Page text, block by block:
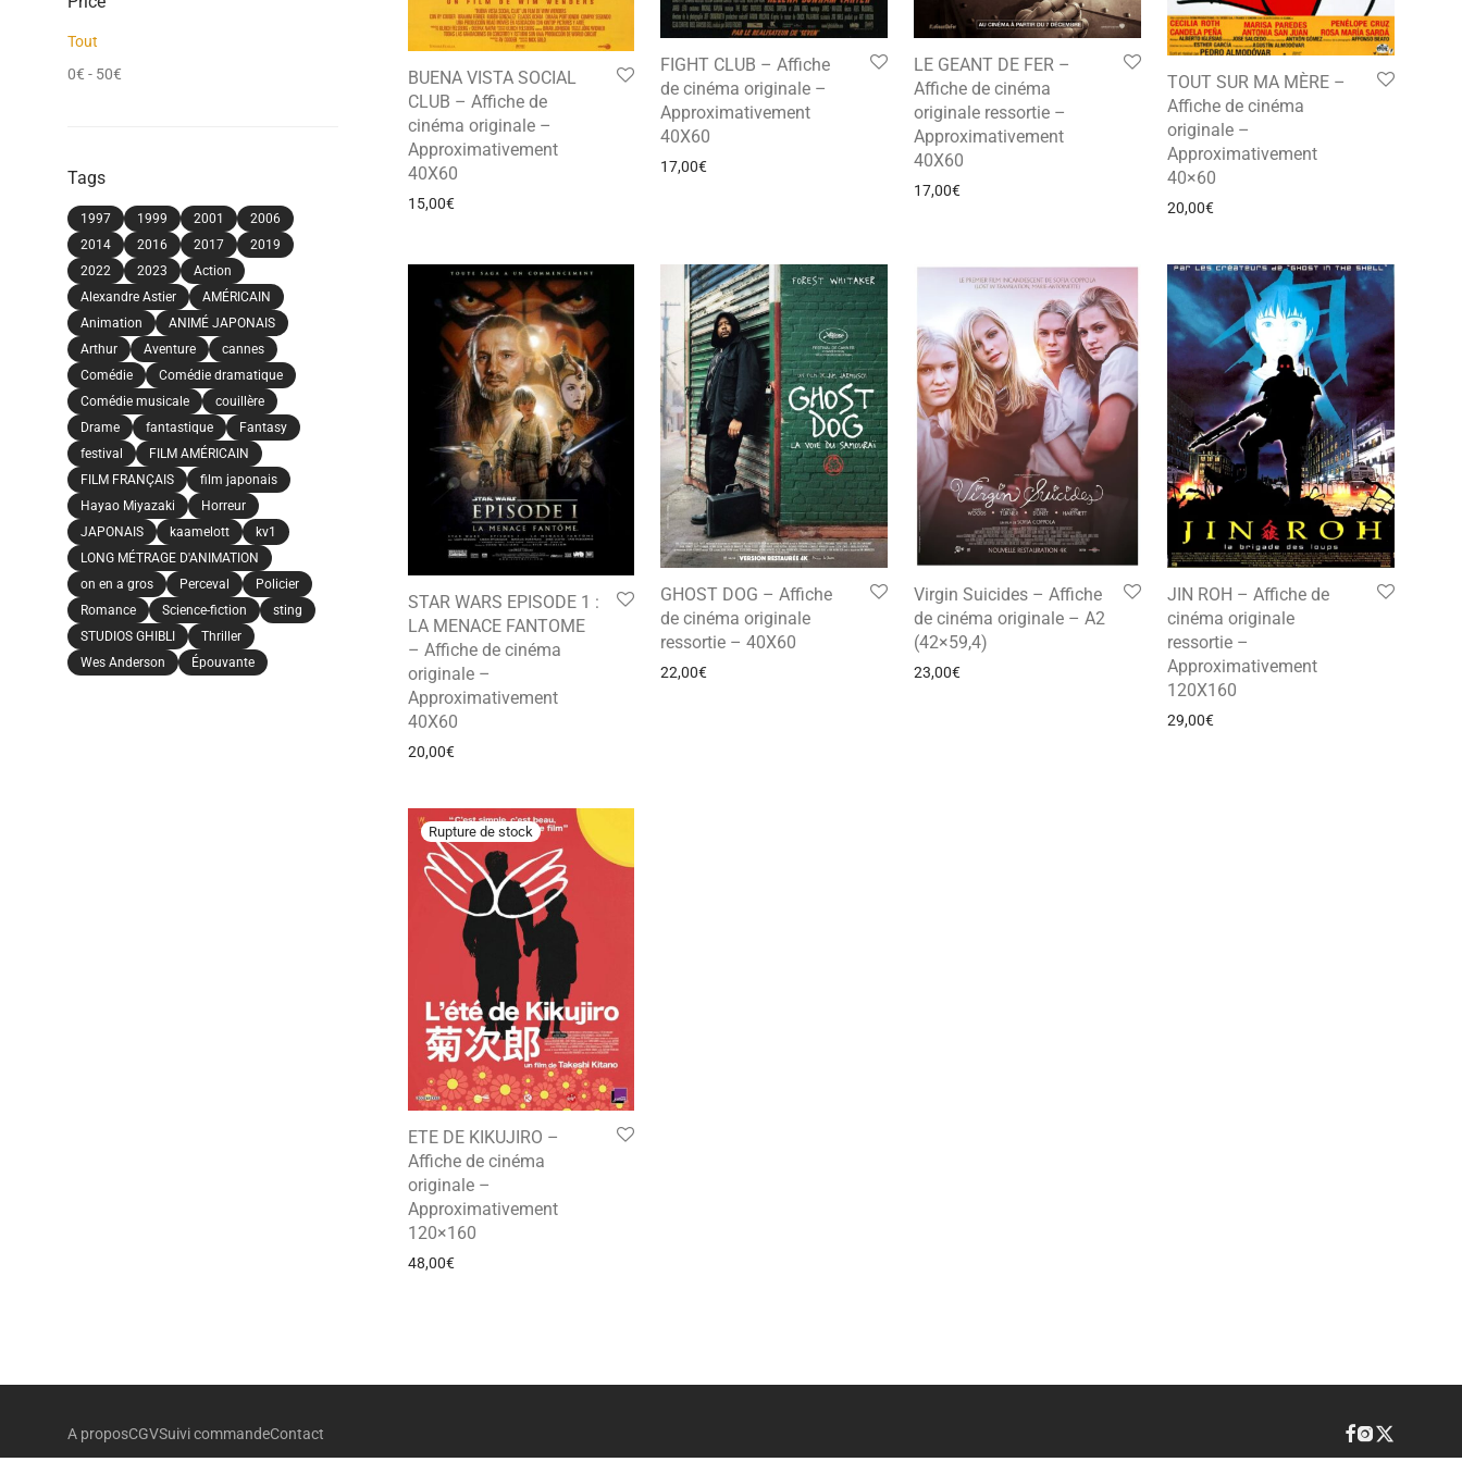
Tout
0€ - 50€
Tags
1997 1999 2001
2006
2014
2016 2017
2019
2022
2023
Action
Alexandre Astier
AMÉRICAIN
Animation
ANIMÉ JAPONAIS
Arthur
Aventure
cannes
Comédie
Comédie dramatique
Comédie musicale
couillère
Drame
fantastique
Fantasy
festival
FILM AMÉRICAIN
FILM FRANÇAIS
film japonais
Hayao Miyazaki
Horreur
JAPONAIS
kaamelott
kv1
LONG MÉTRAGE D'ANIMATION
on en a gros
Perceval
Policier
Romance
Science-fiction
sting
STUDIOS GHIBLI
Thriller
Wes Anderson
Épouvante
BUENA VISTA SOCIAL
CLUB – Affiche de
cinéma originale –
Approximativement
40X60
15,00€
FIGHT CLUB – Affiche
de cinéma originale –
Approximativement
40X60
17,00€
LE GEANT DE FER –
Affiche de cinéma
originale ressortie –
Approximativement
40X60
17,00€
TOUT SUR MA MÈRE –
Affiche de cinéma
originale –
Approximativement
40×60
20,00€
STAR WARS EPISODE 1 :
LA MENACE FANTOME
– Affiche de cinéma
originale –
Approximativement
40X60
20,00€
GHOST DOG – Affiche
de cinéma originale
ressortie – 40X60
22,00€
Virgin Suicides – Affiche
de cinéma originale – A2
(42×59,4)
23,00€
JIN ROH – Affiche de
cinéma originale
ressortie –
Approximativement
120X160
29,00€
ETE DE KIKUJIRO –
Affiche de cinéma
originale –
Approximativement
120×160
48,00€
A proposCGVSuivi commandeContact